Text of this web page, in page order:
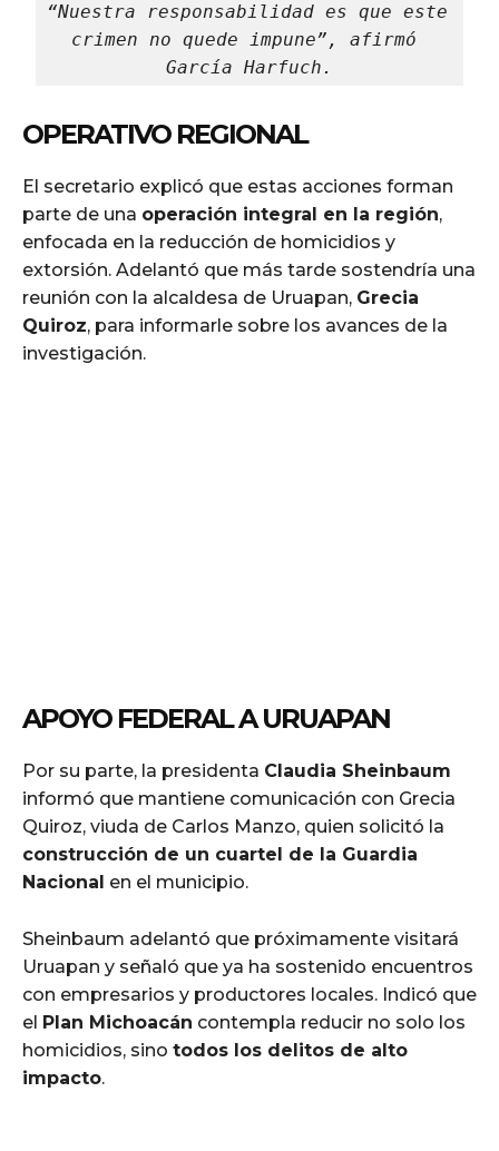
“Nuestra responsabilidad es que este
crimen no quede impune”, afirmó
García Harfuch.
OPERATIVO REGIONAL
El secretario explicó que estas acciones forman
parte de una operación integral en la región,
enfocada en la reducción de homicidios y
extorsión. Adelantó que más tarde sostendría una
reunión con la alcaldesa de Uruapan, Grecia
Quiroz, para informarle sobre los avances de la
investigación.
APOYO FEDERAL A URUAPAN
Por su parte, la presidenta Claudia Sheinbaum
informó que mantiene comunicación con Grecia
Quiroz, viuda de Carlos Manzo, quien solicitó la
construcción de un cuartel de la Guardia
Nacional en el municipio.
Sheinbaum adelantó que próximamente visitará
Uruapan y señaló que ya ha sostenido encuentros
con empresarios y productores locales. Indicó que
el Plan Michoacán contempla reducir no solo los
homicidios, sino todos los delitos de alto
impacto.